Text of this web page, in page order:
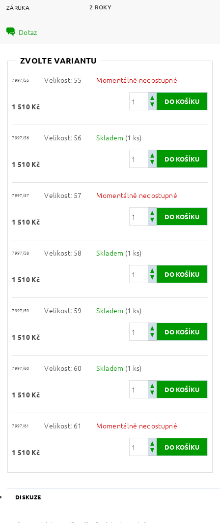
ZÁRUKA 2 ROKY
Dotaz
ZVOLTE VARIANTU
7997/55 Velikost: 55 Momentálně nedostupné
1 510 Kč
7997/56 Velikost: 56 Skladem (1 ks)
1 510 Kč
7997/57 Velikost: 57 Momentálně nedostupné
1 510 Kč
7997/58 Velikost: 58 Skladem (1 ks)
1 510 Kč
7997/59 Velikost: 59 Skladem (1 ks)
1 510 Kč
7997/60 Velikost: 60 Skladem (1 ks)
1 510 Kč
7997/61 Velikost: 61 Momentálně nedostupné
1 510 Kč
DISKUZE